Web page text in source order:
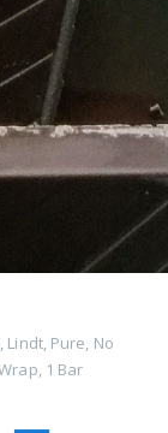
, Lindt, Pure, No
, 1 Bar